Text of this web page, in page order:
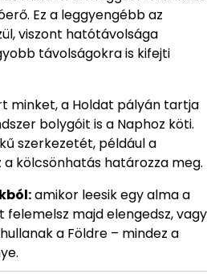
Ez a leggyengébb az
viszont hatótávolsága
távolságokra is kifejti
minket, a Holdat pályán tartja
bolygóit is a Naphoz köti.
szerkezetét, például a
a kölcsönhatás határozza meg.
amikor leesik egy alma a
majd elengedsz, vagy
a Földre – mindez a